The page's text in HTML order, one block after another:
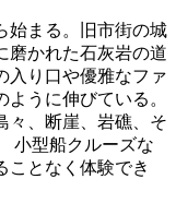
始まる。旧市街の城
磨かれた石灰岩の道
入り口や優雅なファ
うに伸びている。
々、断崖、岩礁、そ
小型船クルーズな
ことなく体験でき